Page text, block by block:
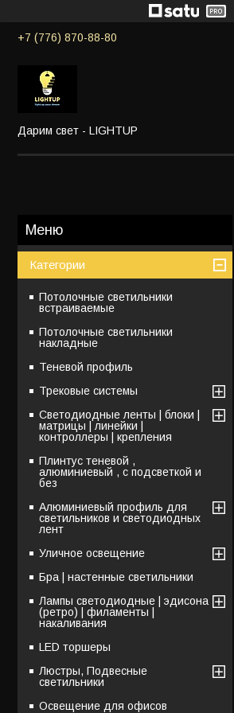
+7 (776) 870-88-80
Дарим свет - LIGHTUP
Категории
Потолочные светильники
встраиваемые
Потолочные светильники
накладные
Теневой профиль
Трековые системы
Светодиодные ленты | блоки |
матрицы | линейки |
контроллеры | крепления
Плинтус теневой ,
алюминиевый , с подсветкой и
без
Алюминиевый профиль для
светильников и светодиодных
лент
Уличное освещение
Бра | настенные светильники
Лампы светодиодные | эдисона
(ретро) | филаменты |
накаливания
LED торшеры
Люстры, Подвесные
светильники
Освещение для офисов